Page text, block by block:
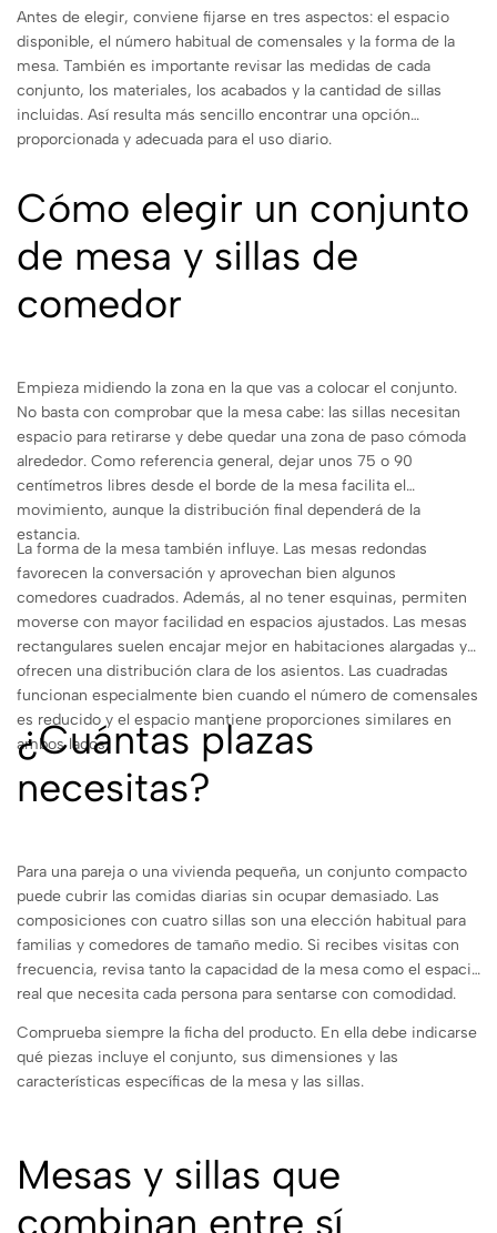
Antes de elegir, conviene fijarse en tres aspectos: el espacio
disponible, el número habitual de comensales y la forma de la
mesa. También es importante revisar las medidas de cada
conjunto, los materiales, los acabados y la cantidad de sillas
incluidas. Así resulta más sencillo encontrar una opción
proporcionada y adecuada para el uso diario.
Cómo elegir un conjunto
de mesa y sillas de
comedor
Empieza midiendo la zona en la que vas a colocar el conjunto.
No basta con comprobar que la mesa cabe: las sillas necesitan
espacio para retirarse y debe quedar una zona de paso cómoda
alrededor. Como referencia general, dejar unos 75 o 90
centímetros libres desde el borde de la mesa facilita el
movimiento, aunque la distribución final dependerá de la
estancia.
La forma de la mesa también influye. Las mesas redondas
favorecen la conversación y aprovechan bien algunos
comedores cuadrados. Además, al no tener esquinas, permiten
moverse con mayor facilidad en espacios ajustados. Las mesas
rectangulares suelen encajar mejor en habitaciones alargadas y
ofrecen una distribución clara de los asientos. Las cuadradas
funcionan especialmente bien cuando el número de comensales
es reducido y el espacio mantiene proporciones similares en
ambos lados.
¿Cuántas plazas
necesitas?
Para una pareja o una vivienda pequeña, un conjunto compacto
puede cubrir las comidas diarias sin ocupar demasiado. Las
composiciones con cuatro sillas son una elección habitual para
familias y comedores de tamaño medio. Si recibes visitas con
frecuencia, revisa tanto la capacidad de la mesa como el espacio
real que necesita cada persona para sentarse con comodidad.
Comprueba siempre la ficha del producto. En ella debe indicarse
qué piezas incluye el conjunto, sus dimensiones y las
características específicas de la mesa y las sillas.
Mesas y sillas que
combinan entre sí